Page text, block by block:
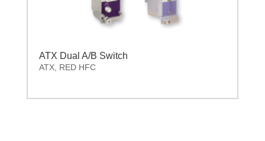
ATX Dual A/B Switch
ATX, RED HFC